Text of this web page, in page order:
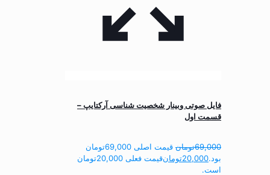
فایل صوتی وبینار شخصیت شناسی آرکتایپ –
قسمت اول
69,000تومان
قیمت اصلی 69,000تومان
بود.20,000تومان
قیمت فعلی 20,000تومان
است.